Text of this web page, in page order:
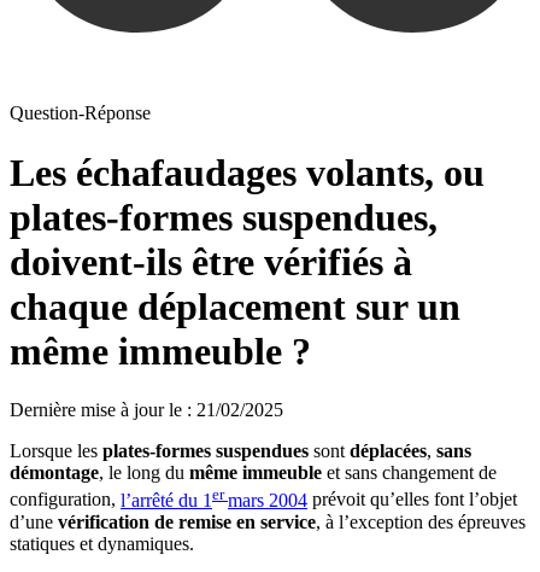
Question-Réponse
Les échafaudages volants, ou
plates-formes suspendues,
doivent-ils être vérifiés à
chaque déplacement sur un
même immeuble ?
Dernière mise à jour le : 21/02/2025
Lorsque les plates-formes suspendues sont déplacées, sans
démontage, le long du même immeuble et sans changement de
configuration, l’arrêté du 1 ermars 2004 prévoit qu’elles font l’objet
d’une vérification de remise en service, à l’exception des épreuves
statiques et dynamiques.